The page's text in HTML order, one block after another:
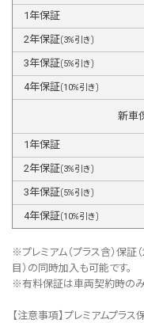
1年保証
2年保証(3%引き)
3年保証(5%引き)
4年保証(10%引き)
新車
1年保証
2年保証(3%引き)
3年保証(5%引き)
4年保証(10%引き)
※プレミアム（プラス含）保
目）の同時加入も可能です。
※有料保証は⾞両契約時のみ
【注意事項】プレミアムプラス